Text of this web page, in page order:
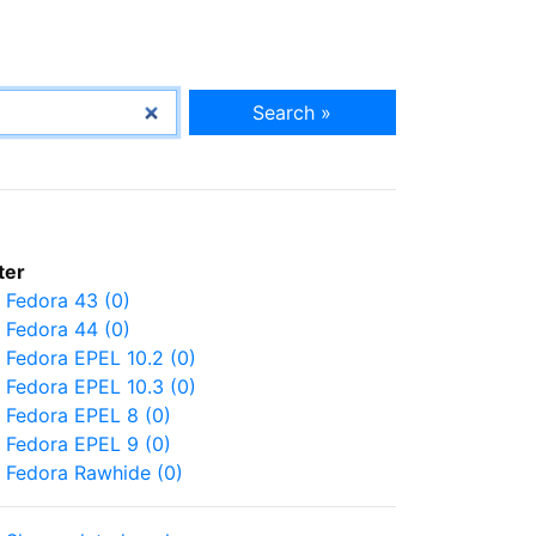
Search »
Fedora 43 (0)
Fedora 44 (0)
Fedora EPEL 10.2 (0)
Fedora EPEL 10.3 (0)
Fedora EPEL 8 (0)
Fedora EPEL 9 (0)
Fedora Rawhide (0)